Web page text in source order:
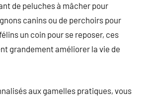
de peluches à mâcher pour
canins ou de perchoirs pour
un coin pour se reposer, ces
grandement améliorer la vie de
aux gamelles pratiques, vous